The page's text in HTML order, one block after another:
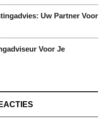
Uw Partner Voor
Voor Je